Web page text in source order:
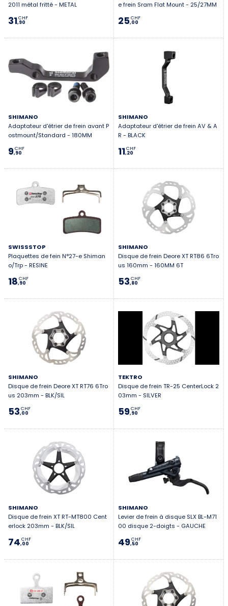
2011 métal fritté - METAL
31,90
CHF
e frein Sram Flat Mount - 25/27MM
25,00
CHF
SHIMANO
Adaptateur d'étrier de frein avant P
ostmount/Standard - 180MM
9,90
CHF
SHIMANO
Adaptateur d'étrier de frein AV & A
R - BLACK
11,20
CHF
SWISSSTOP
Plaquettes de fein N°27-e Shiman
o/Trp - RESINE
18,90
CHF
SHIMANO
Disque de frein Deore XT RT86 6Tro
us 160mm - 160MM 6T
53,80
CHF
SHIMANO
Disque de frein Deore XT RT76 6Tro
us 203mm - BLK/SIL
53,00
CHF
TEKTRO
Disque de frein TR-25 CenterLock 2
03mm - SILVER
59,90
CHF
SHIMANO
Disque de frein XT RT-MT800 Cent
erlock 203mm - BLK/SIL
74,00
CHF
SHIMANO
Levier de frein à disque SLX BL-M71
00 disque 2-doigts - GAUCHE
49,50
CHF